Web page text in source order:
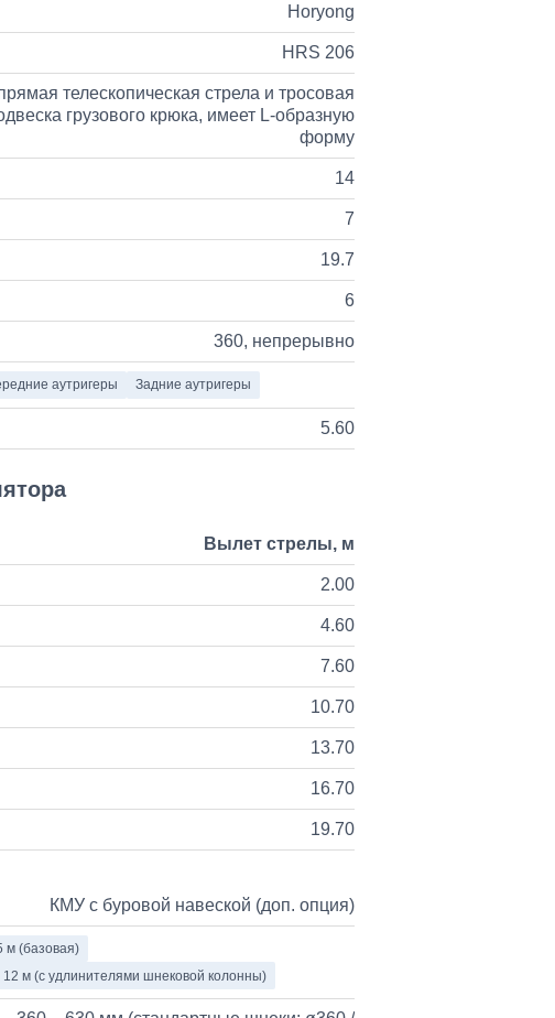
Horyong
HRS 206
телескопическая стрела и тросовая
грузового крюка, имеет L-образную
форму
14
7
19.7
6
360, непрерывно
аутригеры Задние аутригеры
5.60
Вылет стрелы, м
2.00
4.60
7.60
10.70
13.70
16.70
19.70
КМУ с буровой навеской (доп. опция)
м (базовая)
12 м (с удлинителями шнековой колонны)